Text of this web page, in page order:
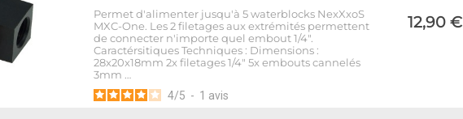
Permet d'alimenter jusqu'à 5 waterblocks NexXxoS
MXC-One. Les 2 filetages aux extrémités permettent
de connecter n'importe quel embout 1/4".
Caractérsitiques Techniques : Dimensions :
28x20x18mm 2x filetages 1/4" 5x embouts cannelés
3mm …
4/5 - 1 avis
12,90 €